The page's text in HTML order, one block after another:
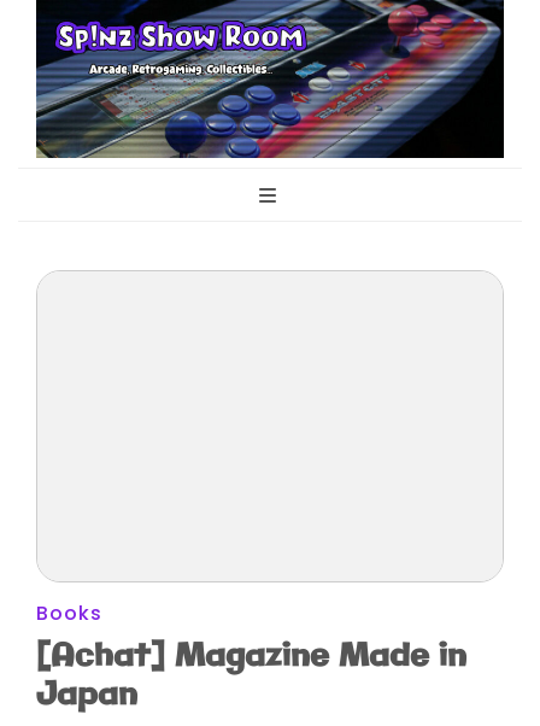
Sp!nz Show
Room
Books
[Achat] Magazine Made in
Japan